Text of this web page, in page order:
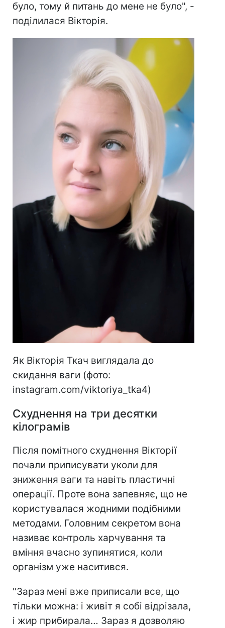
було, тому й питань до мене не було", -
поділилася Вікторія.
Як Вікторія Ткач виглядала до
скидання ваги (фото:
іnstagram.com/viktoriya_tka4)
Схуднення на три десятки
кілограмів
Після помітного схуднення Вікторії
почали приписувати уколи для
зниження ваги та навіть пластичні
операції. Проте вона запевняє, що не
користувалася жодними подібними
методами. Головним секретом вона
називає контроль харчування та
вміння вчасно зупинятися, коли
організм уже наситився.
"Зараз мені вже приписали все, що
тільки можна: і живіт я собі відрізала,
і жир прибирала… Зараз я дозволяю